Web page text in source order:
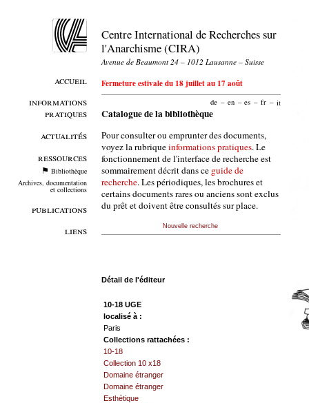
accueil
informations
pratiques
actualités
ressources
Bibliothèque
Archives, documentation
et collections
publications
liens
Centre International de Recherches sur
l'Anarchisme (CIRA)
Avenue de Beaumont 24 – 1012 Lausanne – Suisse
Fermeture estivale du 18 juillet au 17 août
de – en – es – fr – it
Catalogue de la bibliothèque
Pour consulter ou emprunter des documents,
voyez la rubriqueinformations pratiques. Le
fonctionnement de l'interface de recherche est
sommairement décrit dans ce guide de
recherche. Les périodiques, les brochures et
certains documents rares ou anciens sont exclus
du prêt et doivent être consultés sur place.
Nouvelle recherche
Détail de l'éditeur
10-18 UGE
localisé à :
Paris
Collections rattachées :
10-18
Collection 10 x18
Domaine étranger
Domaine étranger
Esthétique